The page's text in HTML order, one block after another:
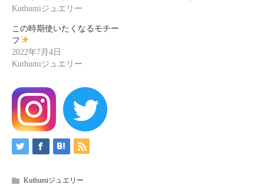
Kuthumiジュエリー
この時期使いたくなるモチー
フ
2022年7月4日
Kuthumiジュエリー
Kuthumiジュエリー